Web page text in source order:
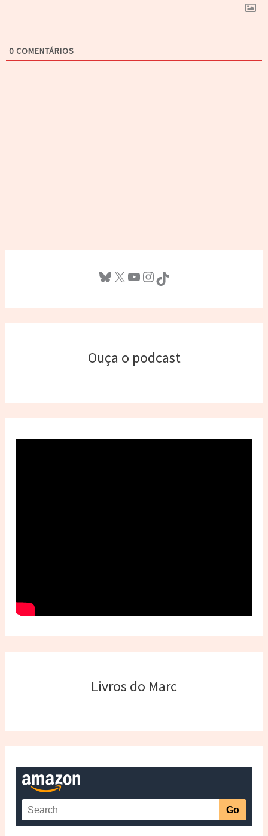
0 COMENTÁRIOS
Bluesky X Youtube InstagramTikTok
Ouça o podcast
Livros do Marc